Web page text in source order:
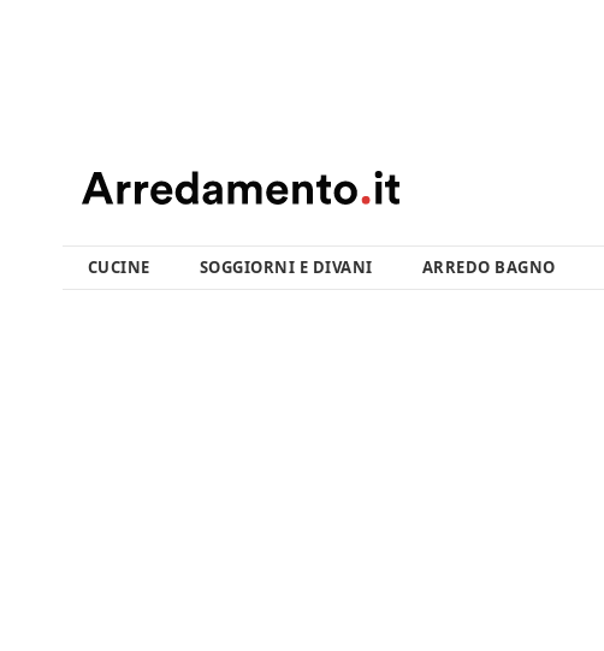
CUCINE SOGGIORNI E DIVANI ARREDO BAGNO